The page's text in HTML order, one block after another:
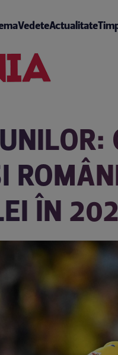
VedeteActualitate
ÎN